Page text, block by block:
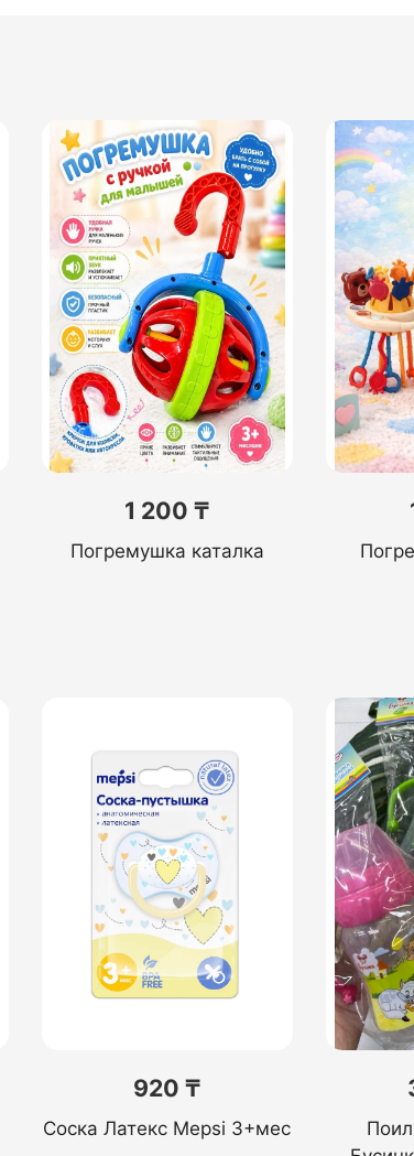
1 200 ₸
Погремушка каталка
920 ₸
Соска Латекс Mepsi 3+мес